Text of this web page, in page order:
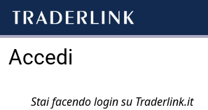
Accedi